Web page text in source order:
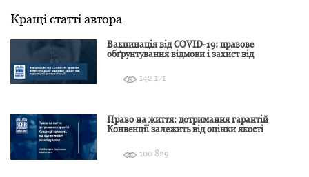
Кращі статті автора
Вакцинація від COVID-19: правове
обґрунтування відмови і захист від
142 171
Право на життя: дотримання гарантій
Конвенції залежить від оцінки якості
100 829